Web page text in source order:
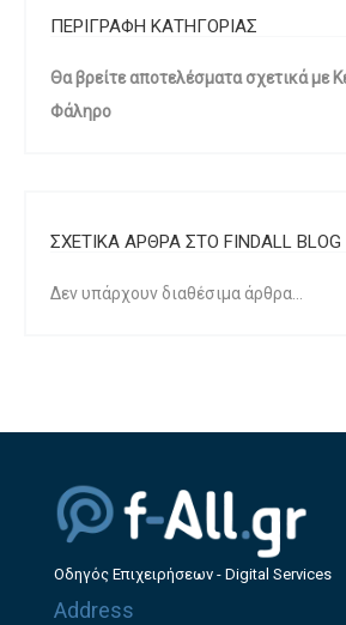
ΠΕΡΙΓΡΑΦΗ ΚΑΤΗΓΟΡΙΑΣ
Θα βρείτε αποτελέσματα σχετικά με
Φάληρο
ΣΧΕΤΙΚΑ ΑΡΘΡΑ ΣΤΟ FINDALL BLOG
Δεν υπάρχουν διαθέσιμα άρθρα...
Οδηγός Επιχειρήσεων - Digital Services
Address